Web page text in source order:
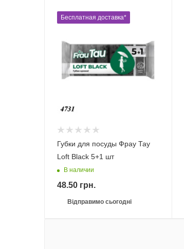
Бесплатная доставка*
Губки для посуды Фрау Тау
Loft Black 5+1 шт
В наличии
48.50 грн.
Відправимо сьогодні